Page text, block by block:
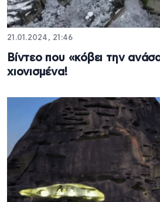
21.01.2024, 21:46
Βίντεο που «κόβει την
χιονισμένα!